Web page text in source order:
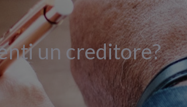
un creditore?